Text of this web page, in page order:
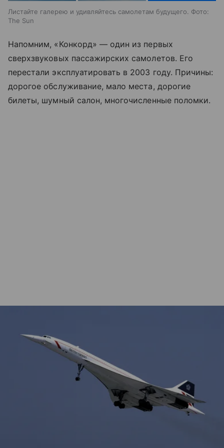
Листайте галерею и удивляйтесь самолетам будущего. Фото:
The Sun
Напомним, «Конкорд» — один из первых
сверхзвуковых пассажирских самолетов. Его
перестали эксплуатировать в 2003 году. Причины:
дорогое обслуживание, мало места, дорогие
билеты, шумный салон, многочисленные поломки.